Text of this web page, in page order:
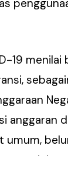
19 menilai
anggaran
umum,